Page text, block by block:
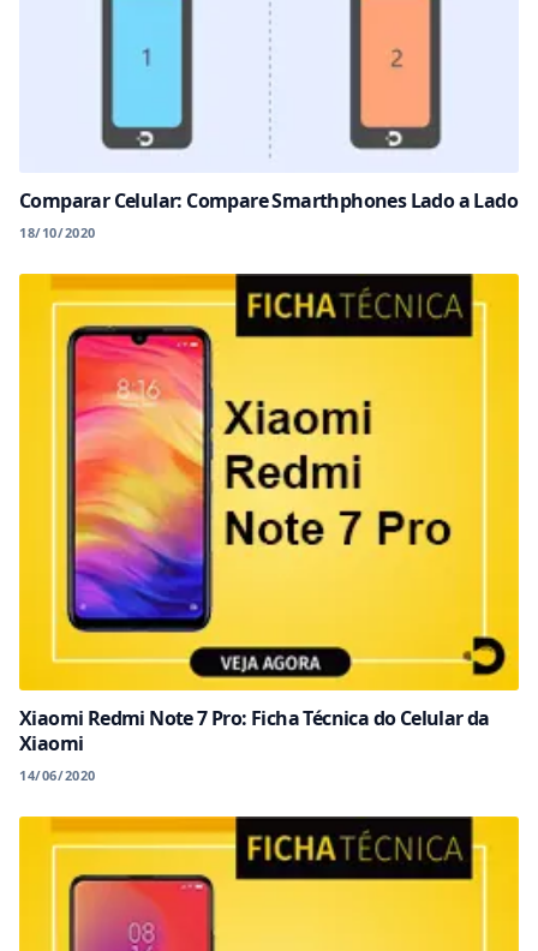
Comparar Celular: Compare Smarthphones Lado a Lado
18/10/2020
Xiaomi Redmi Note 7 Pro: Ficha Técnica do Celular da
Xiaomi
14/06/2020